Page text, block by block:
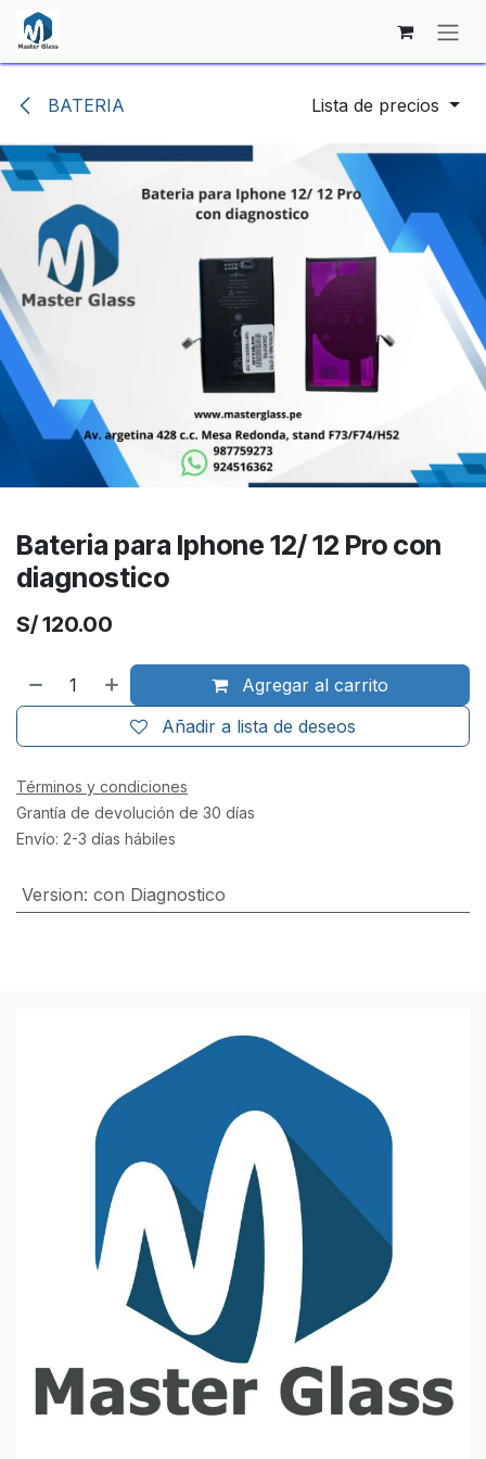
Ir al contenido
BATERIA Lista de precios
Bateria para Iphone 12/ 12 Pro con
diagnostico
S/120.00
Agregar al carrito
Añadir a lista de deseos
Términos y condiciones
Grantía de devolución de 30 días
Envío: 2-3 días hábiles
Version: con Diagnostico